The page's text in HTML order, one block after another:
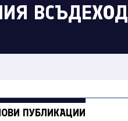
ВСЪДЕХОД
ПУБЛИКАЦИИ